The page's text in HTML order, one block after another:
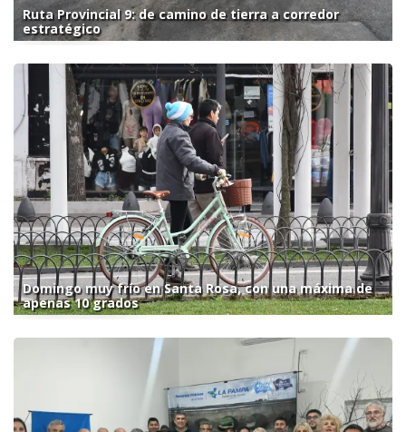
Ruta Provincial 9: de camino de tierra a corredor
estratégico
Domingo muy frío en Santa Rosa, con una máxima de
apenas 10 grados